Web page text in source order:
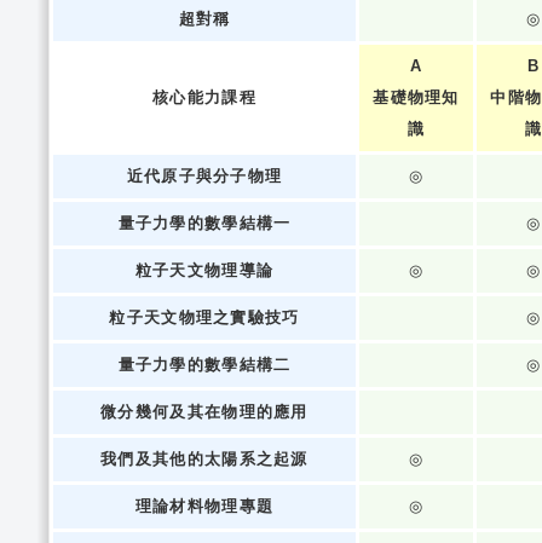
超對稱 ◎
核心能力課程
A
基礎物理知
識
B
中階
識
近代原子與分子物理 ◎
量子力學的數學結構一 ◎
粒子天文物理導論 ◎ ◎
粒子天文物理之實驗技巧 ◎
量子力學的數學結構二 ◎
微分幾何及其在物理的應用
我們及其他的太陽系之起源 ◎
理論材料物理專題 ◎